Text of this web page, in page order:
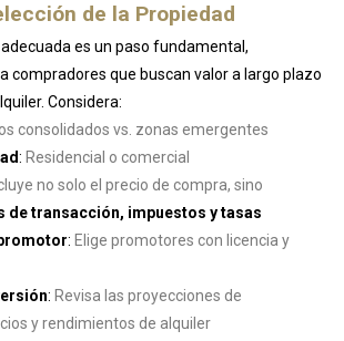
de la Propiedad
es un paso fundamental,
compradores que buscan valor a largo plazo
Considera:
consolidados vs. zonas emergentes
: Residencial o comercial
no solo el precio de compra, sino
de transacción, impuestos y tasas
: Elige promotores con licencia y
: Revisa las proyecciones de
y rendimientos de alquiler